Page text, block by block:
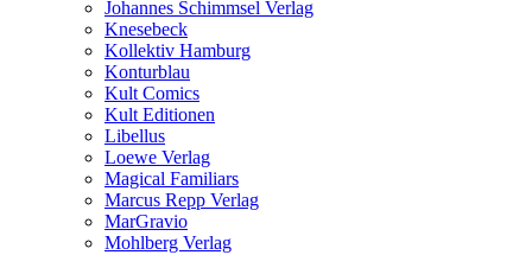
Johannes Schimmsel Verlag
Knesebeck
Kollektiv Hamburg
Konturblau
Kult Comics
Kult Editionen
Libellus
Loewe Verlag
Magical Familiars
Marcus Repp Verlag
MarGravio
Mohlberg Verlag